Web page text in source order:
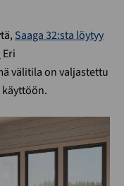
Saaga 32:sta löytyy
Eri
välitila on valjastettu